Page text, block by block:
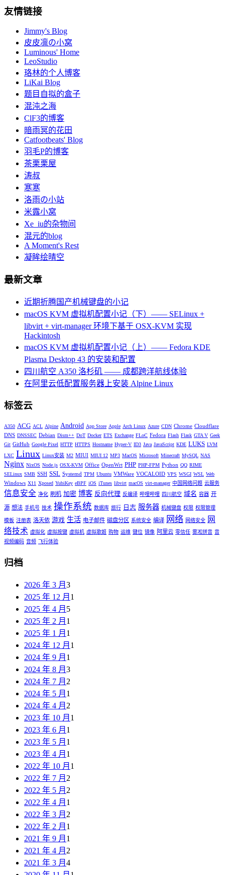
友情链接
Jimmy's Blog
皮皮凛の小窝
Luminous' Home
LeoStudio
珞林的个人博客
LiKai Blog
题目自拟的盒子
混沌之海
ClF3的博客
暗雨冥的花田
Catfootbeats' Blog
羽毛P的博客
茶栗栗屋
涛叔
寒寒
洛雨の小站
米露小窝
Xe_iu的杂物间
混元的blog
A Moment's Rest
凝眸绘晴空
最新文章
近期折腾国产机械键盘的小记
macOS KVM 虚拟机配置小记（下）—— SELinux +
libvirt + virt-manager 环境下基于 OSX-KVM 实现
Hackintosh
macOS KVM 虚拟机配置小记（上）—— Fedora KDE
Plasma Desktop 43 的安装和配置
四川航空 A350 洛杉矶 —— 成都跨洋航线体验
在阿里云低配置服务器上安装 Alpine Linux
标签云
A350 ACG ACL Alpine Android App Store Apple Arch Linux Azure CDN Chrome Cloudflare
DNS DNSSEC Debian Dism++ DoT Docker ETS Exchange FLoC Fedora Flash Flask GTA V Geek
Git GitHub Google Pixel HTTP HTTPS Hostname Hyper-V ID3 Java JavaScript KDE LUKS LVM
LXC Linux Linux安装 M2 MIUI MIUI 12 MP3 MacOS Microsoft Minecraft MySQL NAS
Nginx NixOS Node.js OSX-KVM Office OpenWrt PHP PHP-FPM Python QQ RIME
SELinux SMB SSH SSL Systemd TPM Ubuntu VMWare VOCALOID VPS WSGI WSL Web
Windows X11 Xposed YubiKey eBPF iOS iTunes libvirt macOS virt-manager 中国网络问题 云服务
信息安全 净化 刷机 加密 博客 反向代理 反编译 哔哩哔哩 四川航空 域名 容器 开
源 想法 手机号 技术 操作系统 数据库 旅行 日志 服务器 机械键盘 权限 权限管理
模板 注册表 洛天依 游戏 生活 电子邮件 磁盘分区 系统安全 编译 网络 网络安全
网
络技术 虚拟化 虚拟按键 虚拟机 虚拟歌姬 购物 运维 键位 镜像 阿里云 零信任 雾凇拼音 音
视频编码 音频 飞行体验
归档
2026 年 3 月 3
2025 年 12 月 1
2025 年 4 月 5
2025 年 2 月 1
2025 年 1 月 1
2024 年 12 月 1
2024 年 9 月 1
2024 年 8 月 3
2024 年 7 月 2
2024 年 5 月 1
2024 年 4 月 2
2023 年 10 月 1
2023 年 6 月 1
2023 年 5 月 1
2023 年 4 月 1
2022 年 10 月 1
2022 年 7 月 2
2022 年 5 月 2
2022 年 4 月 1
2022 年 3 月 2
2022 年 2 月 1
2021 年 9 月 1
2021 年 4 月 2
2021 年 3 月 4